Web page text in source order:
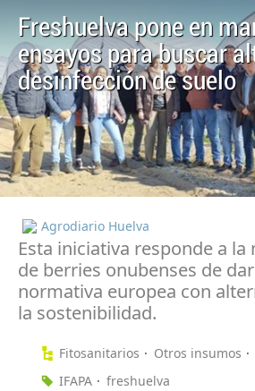
Freshuelva pone en
ensayos para buscar
desinfección de suelo
Agrodiario Huelva
Esta iniciativa responde a
de berries onubenses de
normativa europea con
la sostenibilidad.
Fitosanitarios Otros insumos
IFAPA
freshuelva